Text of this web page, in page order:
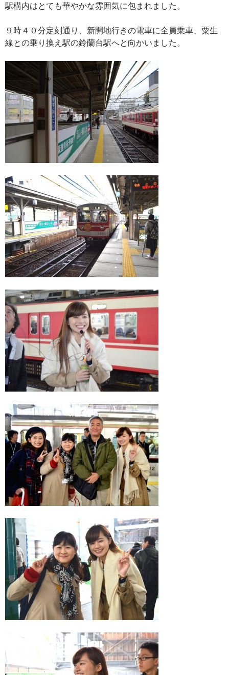
駅構内はとても華やかな雰囲気に包まれました。
９時４０分定刻通り、新開地行きの電車に全員乗車、粟生
線との乗り換え駅の鈴蘭台駅へと向かいました。